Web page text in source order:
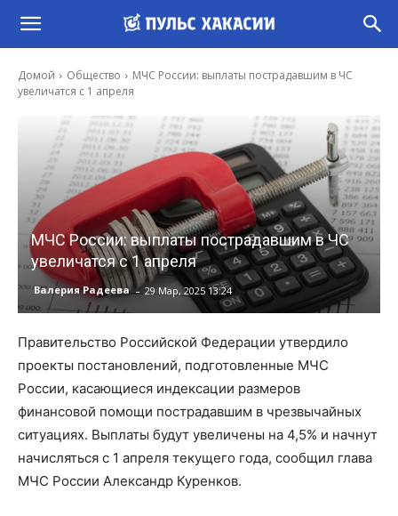
Домой Общество
МЧС России: выплаты пострадавшим в ЧС
увеличатся с 1 апреля
МЧС России: выплаты пострадавшим в ЧС
увеличатся с 1 апреля
Валерия Радеева - 29 Мар, 2025 13:24
Правительство Российской Федерации утвердило
проекты постановлений, подготовленные МЧС
России, касающиеся индексации размеров
финансовой помощи пострадавшим в чрезвычайных
ситуациях. Выплаты будут увеличены на 4,5% и начнут
начисляться с 1 апреля текущего года, сообщил глава
МЧС России Александр Куренков.